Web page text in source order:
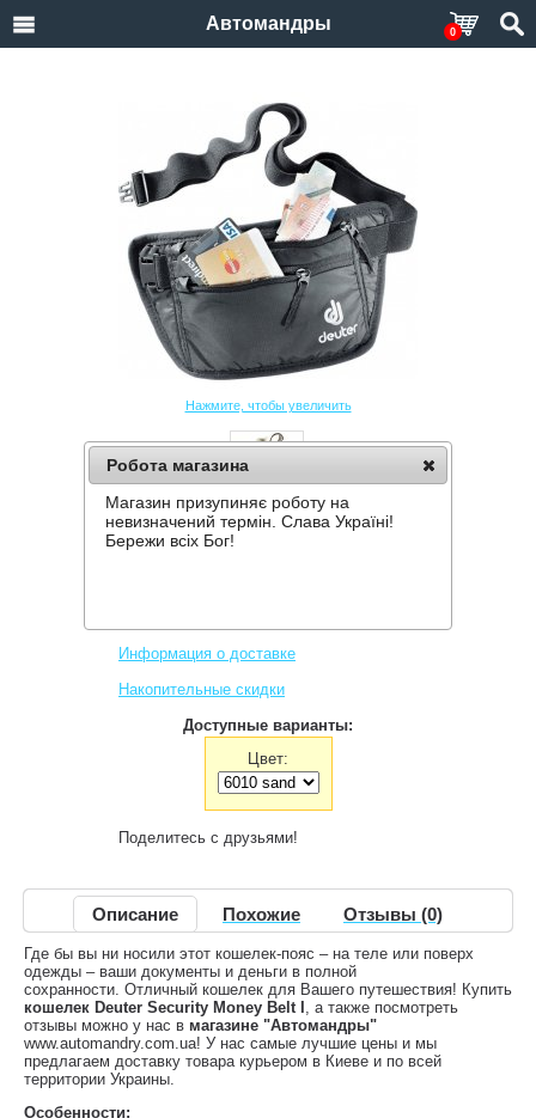
Автомандры 0
Нажмите, чтобы увеличить
КОШЕЛЕК DEUTER SECURITY MONEY BELT I
Информация о доставке
Накопительные скидки
Доступные варианты:
Цвет:
Поделитесь с друзьями!
Описание Похожие Отзывы (0)
Где бы вы ни носили этот кошелек-пояс – на теле или поверх
одежды – ваши документы и деньги в полной
сохранности. Отличный кошелек для Вашего путешествия! Купить
кошелек Deuter Security Money Belt I , а также посмотреть
отзывы можно у нас в магазине "Автомандры"
www.automandry.com.ua! У нас самые лучшие цены и мы
предлагаем доставку товара курьером в Киеве и по всей
территории Украины.
Особенности:
Робота магазина
Магазин призупиняє роботу на
невизначений термін. Слава Україні!
Бережи всіх Бог!